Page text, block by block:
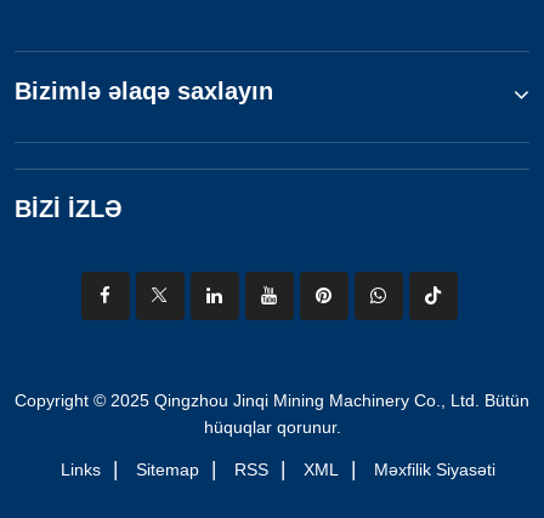
Bizimlə əlaqə saxlayın
BİZİ İZLƏ
Copyright © 2025 Qingzhou Jinqi Mining Machinery Co., Ltd. Bütün
hüquqlar qorunur.
Links | Sitemap | RSS | XML | Məxfilik Siyasəti